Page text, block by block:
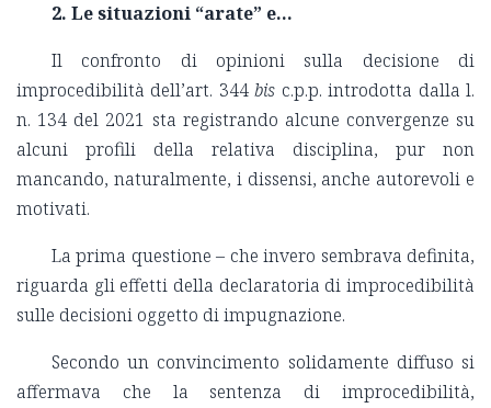
2. Le situazioni “arate” e...
Il confronto di opinioni sulla decisione di
improcedibilità dell’art. 344bis c.p.p. introdotta dalla l.
n. 134 del 2021 sta registrando alcune convergenze su
alcuni profili della relativa disciplina, pur non
mancando, naturalmente, i dissensi, anche autorevoli e
motivati.
La prima questione – che invero sembrava definita,
riguarda gli effetti della declaratoria di improcedibilità
sulle decisioni oggetto di impugnazione.
Secondo un convincimento solidamente diffuso si
affermava che la sentenza di improcedibilità,